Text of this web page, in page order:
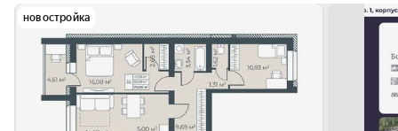
новостройка